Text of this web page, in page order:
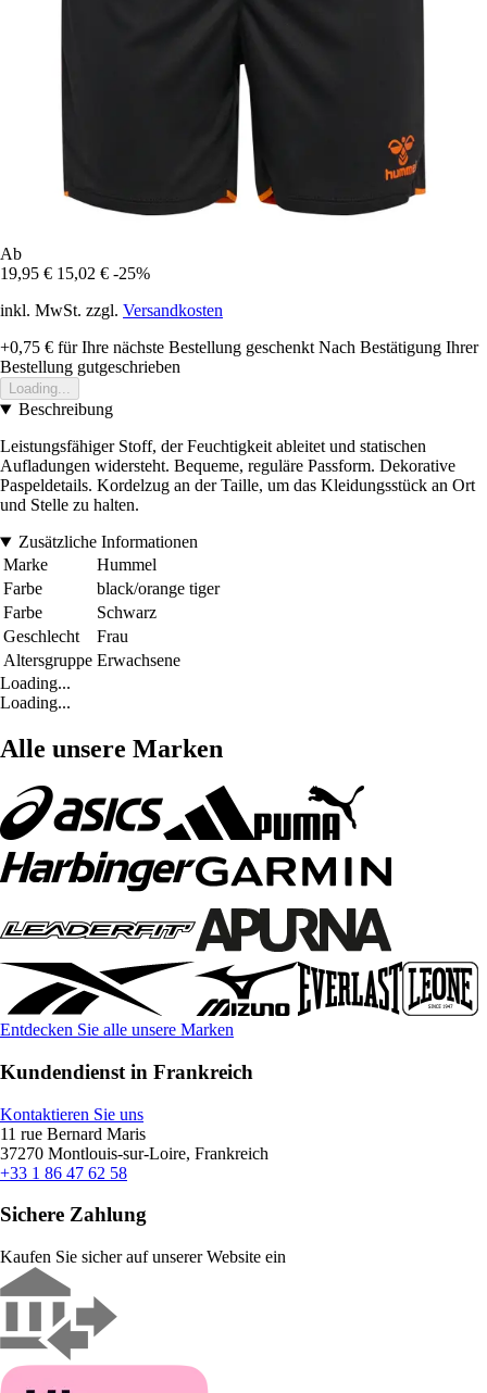
Ab
19,95 € 15,02 € -25%
inkl. MwSt. zzgl. Versandkosten
+0,75 € für Ihre nächste Bestellung geschenkt Nach Bestätigung Ihrer
Bestellung gutgeschrieben
Loading...
Beschreibung
Leistungsfähiger Stoff, der Feuchtigkeit ableitet und statischen
Aufladungen widersteht. Bequeme, reguläre Passform. Dekorative
Paspeldetails. Kordelzug an der Taille, um das Kleidungsstück an Ort
und Stelle zu halten.
Zusätzliche Informationen
Marke
Hummel
Farbe
black/orange tiger
Farbe
Schwarz
Geschlecht
Frau
Altersgruppe Erwachsene
Loading...
Loading...
Alle unsere Marken
Entdecken Sie alle unsere Marken
Kundendienst in Frankreich
Kontaktieren Sie uns
11 rue Bernard Maris
37270 Montlouis-sur-Loire, Frankreich
+33 1 86 47 62 58
Sichere Zahlung
Kaufen Sie sicher auf unserer Website ein